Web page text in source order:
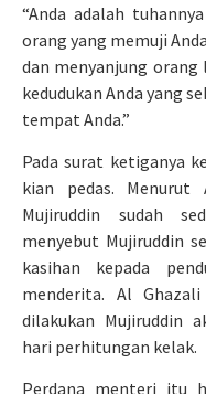
“Anda adalah
orang yang memuji
dan menyanjung
kedudukan Anda yang
tempat Anda.”
Pada surat ketiganya
kian pedas. Menurut
Mujiruddin sudah
menyebut Mujiruddin
kasihan kepada
menderita. Al
dilakukan Mujiruddin
hari perhitungan kelak.
Perdana menteri itu